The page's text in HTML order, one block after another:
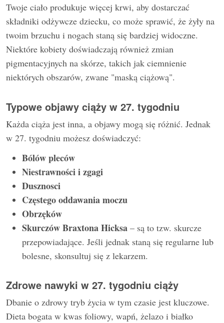
Twoje ciało produkuje więcej krwi, aby dostarczać
składniki odżywcze dziecku, co może sprawić, że żyły na
twoim brzuchu i nogach staną się bardziej widoczne.
Niektóre kobiety doświadczają również zmian
pigmentacyjnych na skórze, takich jak ciemnienie
niektórych obszarów, zwane "maską ciążową".
Typowe objawy ciąży w 27. tygodniu
Każda ciąża jest inna, a objawy mogą się różnić. Jednak
w 27. tygodniu możesz doświadczyć:
Bólów pleców
Niestrawności i zgagi
Dusznosci
Częstego oddawania moczu
Obrzęków
Skurczów Braxtona Hicksa – są to tzw. skurcze
przepowiadające. Jeśli jednak staną się regularne lub
bolesne, skonsultuj się z lekarzem.
Zdrowe nawyki w 27. tygodniu ciąży
Dbanie o zdrowy tryb życia w tym czasie jest kluczowe.
Dieta bogata w kwas foliowy, wapń, żelazo i białko